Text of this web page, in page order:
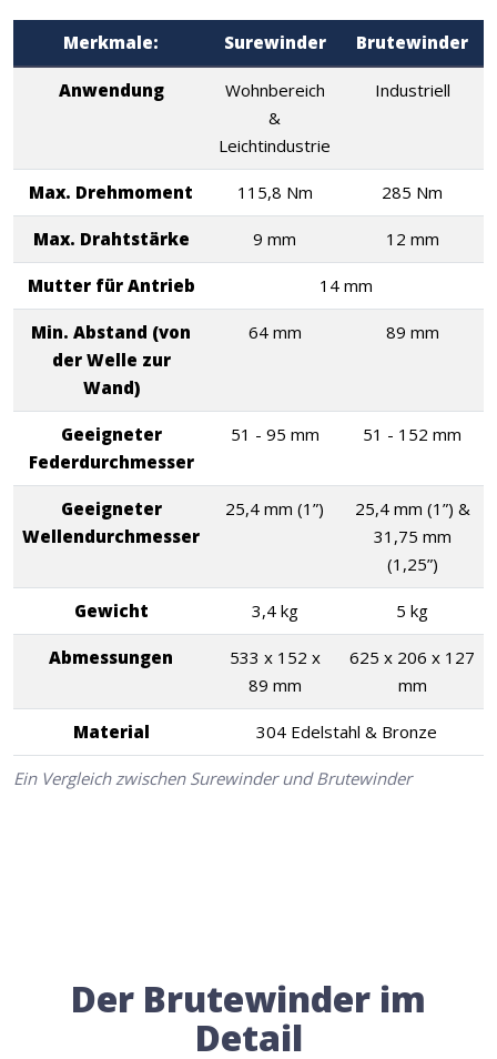
Ein Vergleich zwischen Surewinder und Brutewinder
Merkmale: Surewinder Brutewinder
Anwendung
Wohnbereich
&
Leichtindustrie
Industriell
Max. Drehmoment 115,8 Nm 285 Nm
Max. Drahtstärke 9 mm 12 mm
Mutter für Antrieb 14 mm
Min. Abstand (von
der Welle zur
Wand)
64 mm 89 mm
Geeigneter
Federdurchmesser
51 - 95 mm 51 - 152 mm
Geeigneter
Wellendurchmesser
25,4 mm (1”)
25,4 mm (1”) &
31,75 mm
(1,25”)
Gewicht 3,4 kg 5 kg
Abmessungen
533 x 152 x
89 mm
625 x 206 x 127
mm
Material 304 Edelstahl & Bronze
Der Brutewinder im
Detail